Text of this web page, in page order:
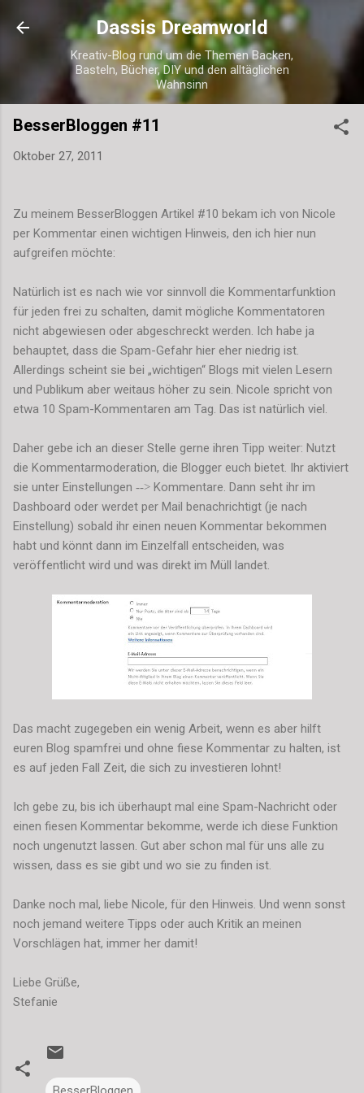
Direkt zum Hauptbereich
Dassis Dreamworld
Kreativ-Blog rund um die Themen Backen,
Basteln, Bücher, DIY und den alltäglichen
Wahnsinn
BesserBloggen #11
Oktober 27, 2011
Zu meinem BesserBloggen Artikel #10 bekam ich von Nicole
per Kommentar einen wichtigen Hinweis, den ich hier nun
aufgreifen möchte:
Natürlich ist es nach wie vor sinnvoll die Kommentarfunktion
für jeden frei zu schalten, damit mögliche Kommentatoren
nicht abgewiesen oder abgeschreckt werden. Ich habe ja
behauptet, dass die Spam-Gefahr hier eher niedrig ist.
Allerdings scheint sie bei „wichtigen“ Blogs mit vielen Lesern
und Publikum aber weitaus höher zu sein. Nicole spricht von
etwa 10 Spam-Kommentaren am Tag. Das ist natürlich viel.
Daher gebe ich an dieser Stelle gerne ihren Tipp weiter: Nutzt
die Kommentarmoderation, die Blogger euch bietet. Ihr aktiviert
sie unter Einstellungen --> Kommentare. Dann seht ihr im
Dashboard oder werdet per Mail benachrichtigt (je nach
Einstellung) sobald ihr einen neuen Kommentar bekommen
habt und könnt dann im Einzelfall entscheiden, was
veröffentlicht wird und was direkt im Müll landet.
Das macht zugegeben ein wenig Arbeit, wenn es aber hilft
euren Blog spamfrei und ohne fiese Kommentar zu halten, ist
es auf jeden Fall Zeit, die sich zu investieren lohnt!
Ich gebe zu, bis ich überhaupt mal eine Spam-Nachricht oder
einen fiesen Kommentar bekomme, werde ich diese Funktion
noch ungenutzt lassen. Gut aber schon mal für uns alle zu
wissen, dass es sie gibt und wo sie zu finden ist.
Danke noch mal, liebe Nicole, für den Hinweis. Und wenn sonst
noch jemand weitere Tipps oder auch Kritik an meinen
Vorschlägen hat, immer her damit!
Liebe Grüße,
Stefanie